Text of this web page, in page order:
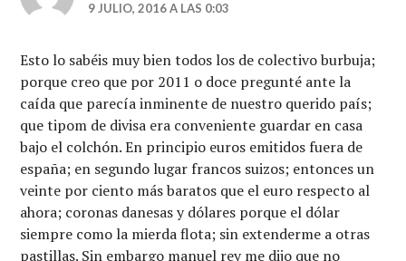
9 JULIO, 2016 A LAS 0:03
Esto lo sabéis muy bien todos los de colectivo burbuja;
porque creo que por 2011 o doce pregunté ante la
caída que parecía inminente de nuestro querido país;
que tipom de divisa era conveniente guardar en casa
bajo el colchón. En principio euros emitidos fuera de
españa; en segundo lugar francos suizos; entonces un
veinte por ciento más baratos que el euro respecto al
ahora; coronas danesas y dólares porque el dólar
siempre como la mierda flota; sin extenderme a otras
pastillas. Sin embargo manuel rey me dijo que no